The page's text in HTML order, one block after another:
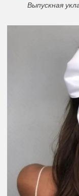
Выпускная